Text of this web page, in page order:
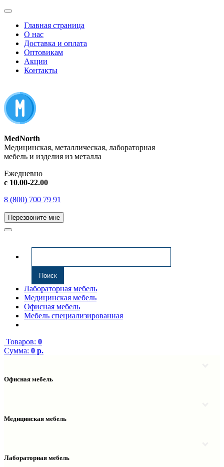
Главная страница
О нас
Доставка и оплата
Оптовикам
Акции
Контакты
MedNorth
Медицинская, металлическая, лабораторная
мебель и изделия из металла
Ежедневно
с 10.00-22.00
8 (800) 700 79 91
Перезвоните мне
Лабораторная мебель
Медицинская мебель
Офисная мебель
Мебель специализированная
Товаров: 0
Сумма: 0 р.
Офисная мебель
Надстройки
Столы рабочие
Медицинская мебель
Шкафы колонки медицинские
Лабораторная мебель